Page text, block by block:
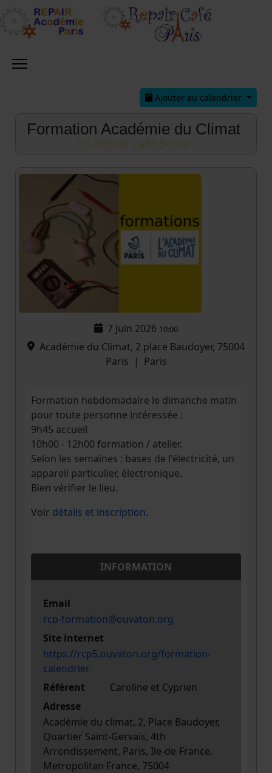
Ajouter au calendrier
Formation Académie du Climat
7 Juin 2026 10:00
Académie du Climat, 2 place Baudoyer, 75004
Paris | Paris
Formation hebdomadaire le dimanche matin
pour toute personne intéressée :
9h45 accueil
10h00 - 12h00 formation / atelier.
Selon les semaines : bases de l'électricité, un
appareil particulier, électronique.
Bien vérifier le lieu.
Voir détails et inscription.
INFORMATION
Email
rcp-formation@ouvaton.org
Site internet
https://rcp5.ouvaton.org/formation-
calendrier
Référent
Caroline et Cyprien
Adresse
Académie du climat, 2, Place Baudoyer,
Quartier Saint-Gervais, 4th
Arrondissement, Paris, Ile-de-France,
Metropolitan France, 75004